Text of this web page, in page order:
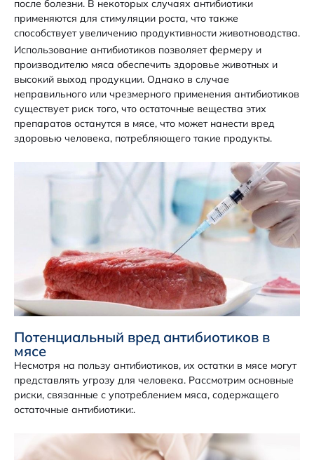
после болезни. В некоторых случаях антибиотики
применяются для стимуляции роста, что также
способствует увеличению продуктивности животноводства.
Использование антибиотиков позволяет фермеру и
производителю мяса обеспечить здоровье животных и
высокий выход продукции. Однако в случае
неправильного или чрезмерного применения антибиотиков
существует риск того, что остаточные вещества этих
препаратов останутся в мясе, что может нанести вред
здоровью человека, потребляющего такие продукты.
Потенциальный вред антибиотиков в
мясе
Несмотря на пользу антибиотиков, их остатки в мясе могут
представлять угрозу для человека. Рассмотрим основные
риски, связанные с употреблением мяса, содержащего
остаточные антибиотики:.